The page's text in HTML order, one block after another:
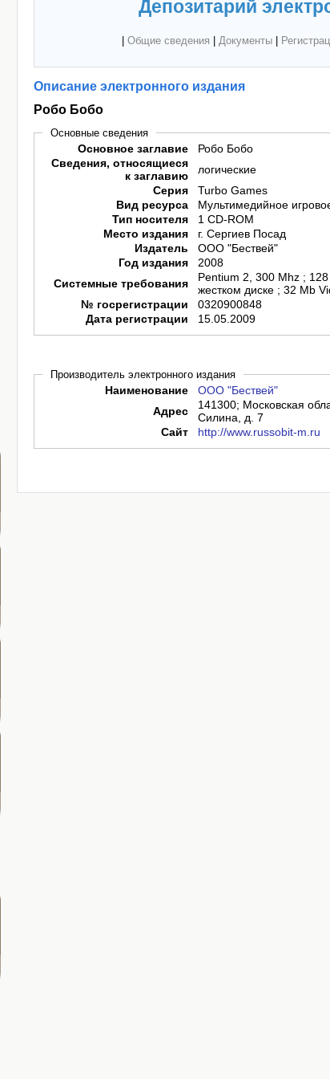
Депозитарий
Общие сведения Документы|
Описание электронного издания
Робо Бобо
Основные сведения
Основное заглавие
Робо Бобо
Сведения, относящиеся
к заглавию
логические
Серия
Turbo Games
Вид ресурса
Мультимедийное
Тип носителя
1 CD-ROM
Место издания
г. Сергиев Посад
Издатель
ООО "Бествей"
Год издания
2008
Системные требования
Pentium 2, 300 Mhz ;
жестком диске ; 32 Mb
№ госрегистрации
0320900848
Дата регистрации
15.05.2009
Производитель электронного издания
Наименование
ООО "Бествей"
Адрес
141300; Московская
Силина, д. 7
Сайт
http://www.russobit-m.ru